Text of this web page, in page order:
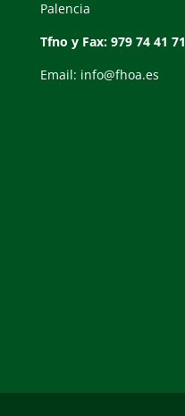
Palencia
Tfno y Fax: 979 74 41 71
Email: info@fhoa.es